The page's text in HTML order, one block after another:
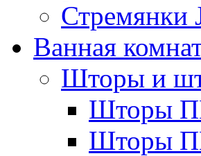
Стремянки
Ванная
Шторы и
Шторы
Шторы